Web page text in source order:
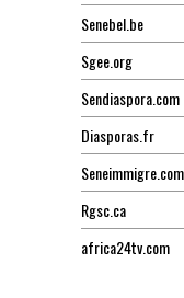
Senebel.be
Sgee.org
Sendiaspora.com
Diasporas.fr
Seneimmigre.com
Rgsc.ca
africa24tv.com